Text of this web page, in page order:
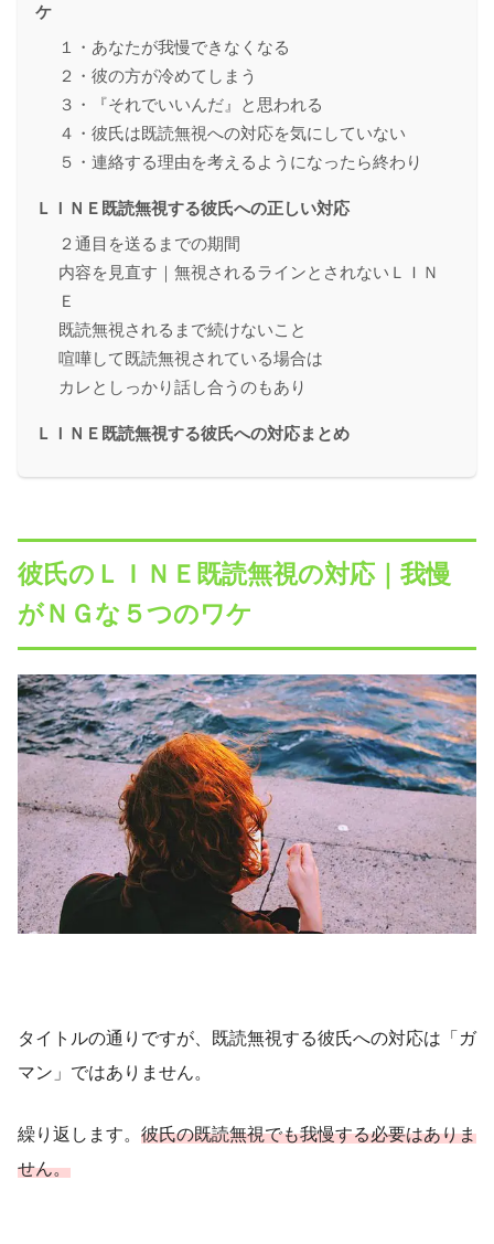
ケ
１・あなたが我慢できなくなる
２・彼の方が冷めてしまう
３・『それでいいんだ』と思われる
４・彼氏は既読無視への対応を気にしていない
５・連絡する理由を考えるようになったら終わり
ＬＩＮＥ既読無視する彼氏への正しい対応
２通目を送るまでの期間
内容を見直す｜無視されるラインとされないＬＩＮ
Ｅ
既読無視されるまで続けないこと
喧嘩して既読無視されている場合は
カレとしっかり話し合うのもあり
ＬＩＮＥ既読無視する彼氏への対応まとめ
彼氏のＬＩＮＥ既読無視の対応｜我慢
がＮＧな５つのワケ
タイトルの通りですが、既読無視する彼氏への対応は「ガ
マン」ではありません。
繰り返します。 彼氏の既読無視でも我慢する必要はありま
せん。